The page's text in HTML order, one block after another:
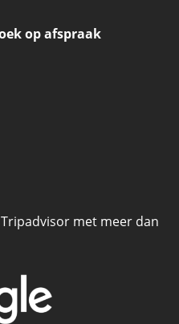
op afspraak
met meer dan